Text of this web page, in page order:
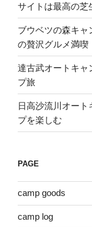
サイトは最高の芝
ブウベツの森キ
の贅沢グルメ満喫
達古武オートキャ
プ旅
日高沙流川オー
プを楽しむ
PAGE
camp goods
camp log